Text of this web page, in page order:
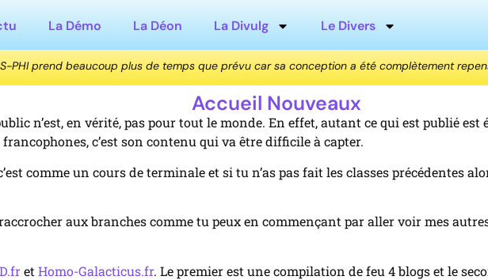
La Démo La Déon La Divulg Le Divers
PHI prend beaucoup plus de temps que prévu car sa conception a été complètement
Accueil Nouveaux
n’est, en vérité, pas pour tout le monde. En effet, autant ce qui est publié
c’est son contenu qui va être difficile à capter.
comme un cours de terminale et si tu n’as pas fait les classes précédentes
aux branches comme tu peux en commençant par aller voir mes
ret Homo-Galacticus.fr. Le premier est une compilation de feu 4 blogs et le